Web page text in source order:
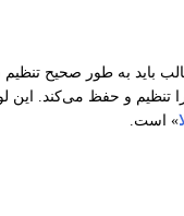
باید به طور صحیح
تنظیم و حفظ می‌کند. این
» است.